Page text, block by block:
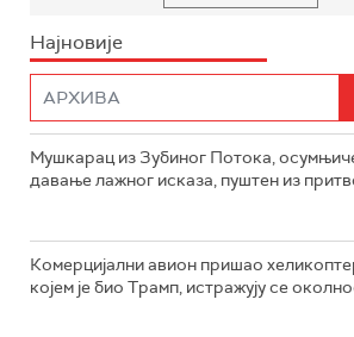
Најновије
Мушкарац из Зубиног Потока,
давање лажног исказа, пуштен из
Комерцијални авион пришао
којем је био Трамп, истражују се